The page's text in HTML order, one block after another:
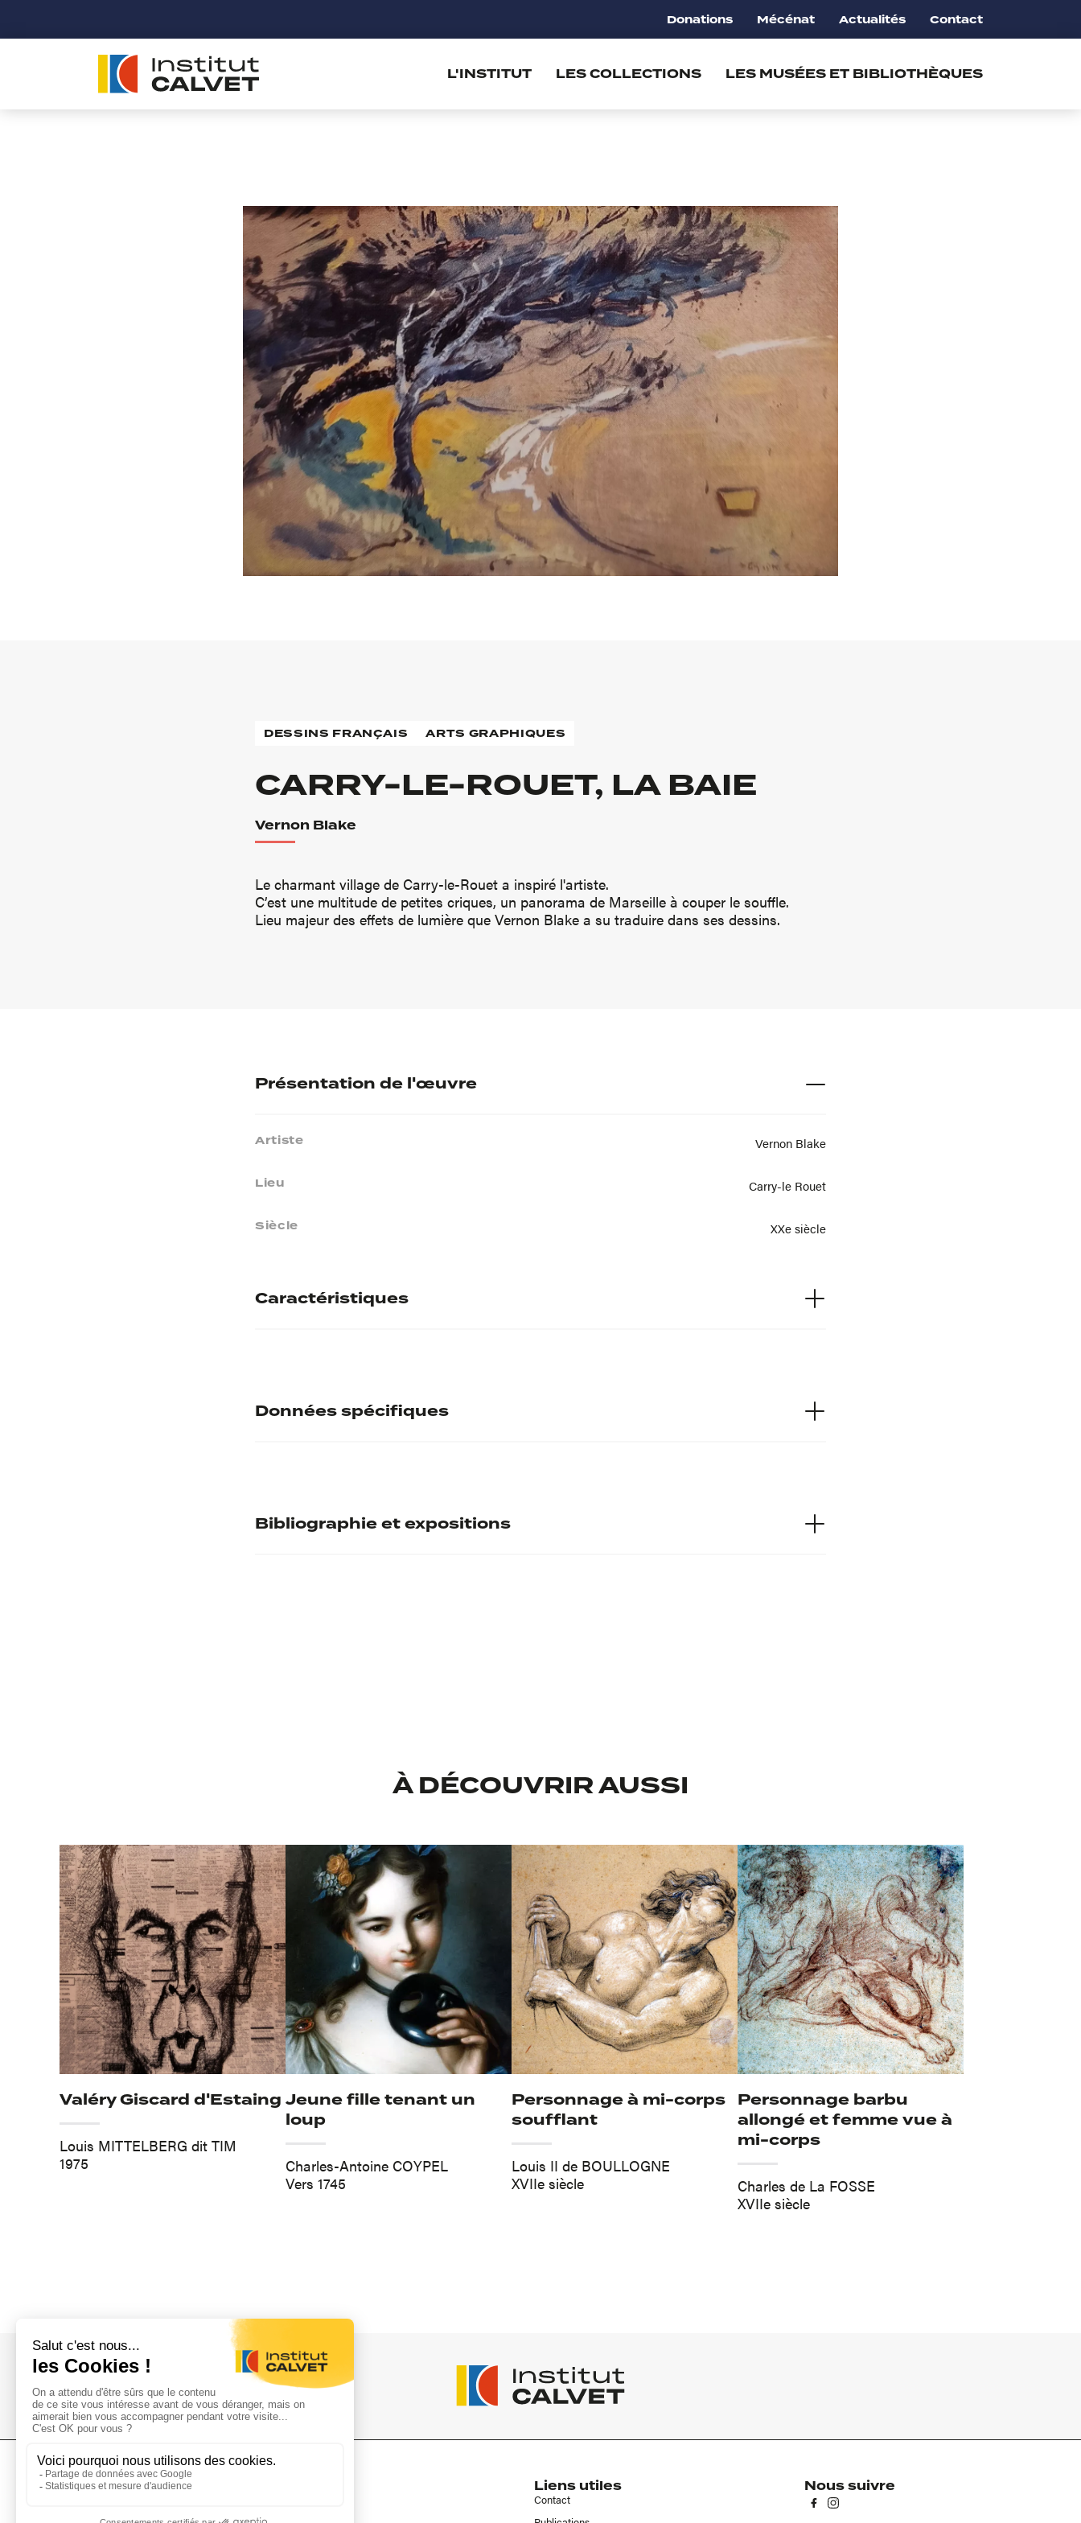
Donations Mécénat Actualités Contact
L'INSTITUT LES COLLECTIONS LES MUSÉES ET BIBLIOTHÈQUES
DESSINS FRANÇAIS ARTS GRAPHIQUES
CARRY-LE-ROUET, LA BAIE
Vernon Blake
Le charmant village de Carry-le-Rouet a inspiré l'artiste.
C’est une multitude de petites criques, un panorama de Marseille à couper le souffle.
Lieu majeur des effets de lumière que Vernon Blake a su traduire dans ses dessins.
Présentation de l'œuvre
Artiste Vernon Blake
Lieu Carry-le Rouet
Siècle XXe siècle
Caractéristiques
Inscriptions Signé : VERNON BLAKE
Données spécifiques
Musée Calvet
Bibliographie et expositions
À DÉCOUVRIR AUSSI
Valéry Giscard d'Estaing
Louis MITTELBERG dit TIM
1975
Jeune fille tenant un
loup
Charles-Antoine COYPEL
Vers 1745
Personnage à mi-corps
soufflant
Louis II de BOULLOGNE
XVIIe siècle
Personnage barbu
allongé et femme vue à
mi-corps
Charles de La FOSSE
XVIIe siècle
L'Institut Calvet Liens utiles
Contact
Nous suivre